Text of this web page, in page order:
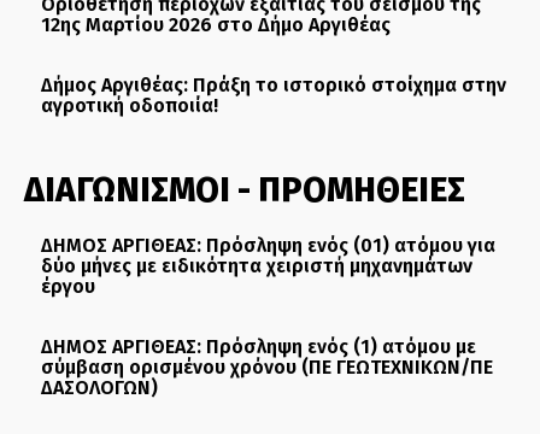
12ης Μαρτίου 2026 στο Δήμο Αργιθέας
Δήμος Αργιθέας: Πράξη το ιστορικό στοίχημα στην
αγροτική οδοποιία!
ΔΙΑΓΩΝΙΣΜΟΙ - ΠΡΟΜΗΘΕΙΕΣ
ΔΗΜΟΣ ΑΡΓΙΘΕΑΣ: Πρόσληψη ενός (01) ατόμου για
δύο μήνες με ειδικότητα χειριστή μηχανημάτων
έργου
ΔΗΜΟΣ ΑΡΓΙΘΕΑΣ: Πρόσληψη ενός (1) ατόμου με
σύμβαση ορισμένου χρόνου (ΠΕ ΓΕΩΤΕΧΝΙΚΩΝ/ΠΕ
ΔΑΣΟΛΟΓΩΝ)